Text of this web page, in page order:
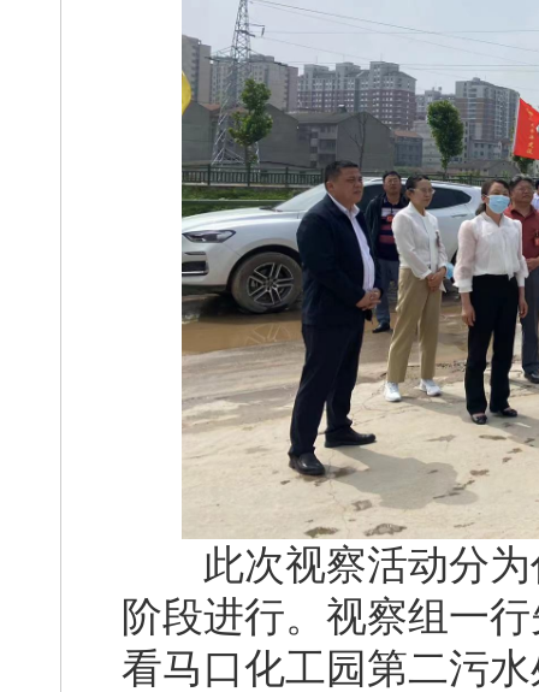
此次视察活动分为
阶段进行。视察组一
看马口化工园第二污